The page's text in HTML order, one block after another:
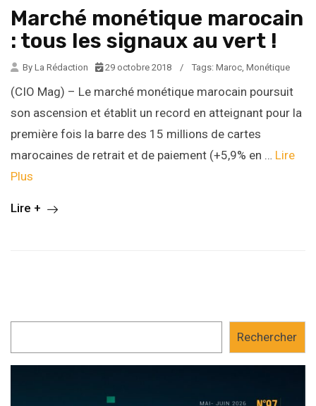
Marché monétique marocain
: tous les signaux au vert !
By La Rédaction 29 octobre 2018 / Tags: Maroc Monétique
(CIO Mag) – Le marché monétique marocain poursuit
son ascension et établit un record en atteignant pour la
première fois la barre des 15 millions de cartes
marocaines de retrait et de paiement (+5,9% en … Lire
Plus
Lire +
Rechercher